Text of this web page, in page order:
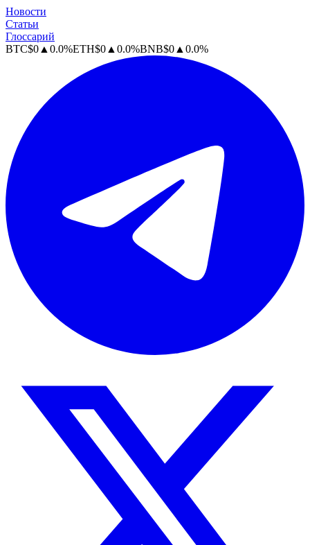
Новости
Статьи
Глоссарий
BTC$0 ▲ 0.0%ETH$0 ▲ 0.0%BNB$0 ▲ 0.0%